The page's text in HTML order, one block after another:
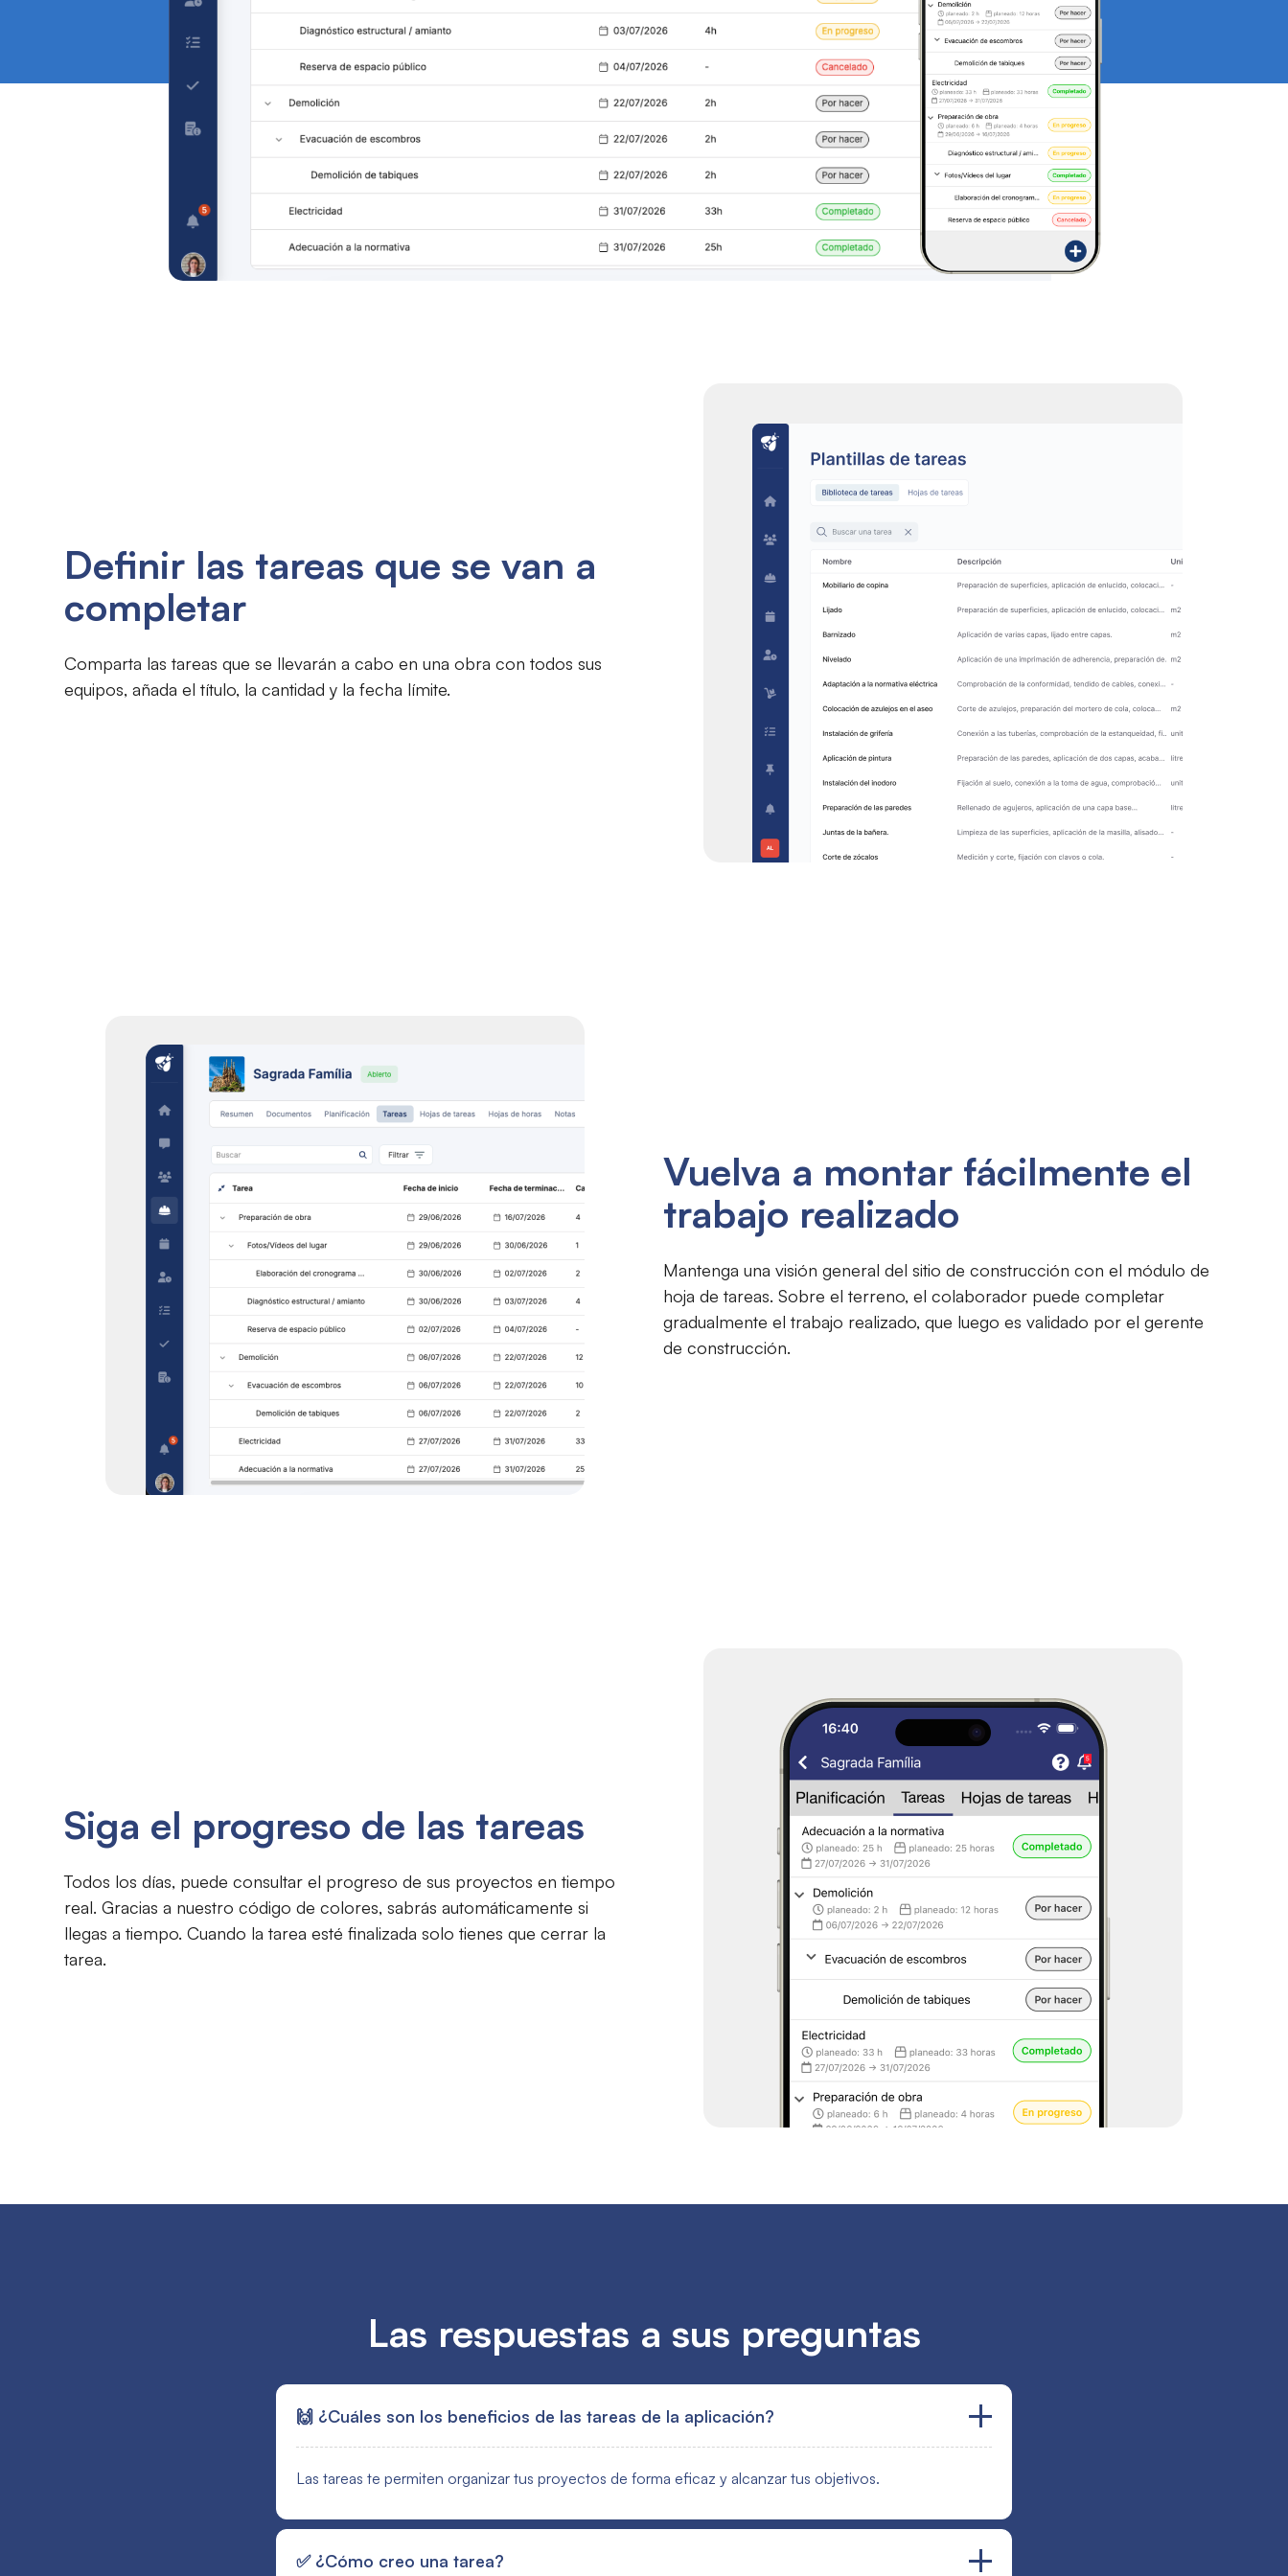
Definir las tareas que se van a
completar
Comparta las tareas que se llevarán a cabo en una obra con todos sus
equipos, añada el título, la cantidad y la fecha límite.
Vuelva a montar fácilmente el
trabajo realizado
Mantenga una visión general del sitio de construcción con el módulo de
hoja de tareas. Sobre el terreno, el colaborador puede completar
gradualmente el trabajo realizado, que luego es validado por el gerente
de construcción.
Siga el progreso de las tareas
Todos los días, puede consultar el progreso de sus proyectos en tiempo
real. Gracias a nuestro código de colores, sabrás automáticamente si
llegas a tiempo. Cuando la tarea esté finalizada solo tienes que cerrar la
tarea.
Las respuestas a sus preguntas
🙌 ¿Cuáles son los beneficios de las tareas de la aplicación?
Las tareas te permiten organizar tus proyectos de forma eficaz y alcanzar tus objetivos.
✅ ¿Cómo creo una tarea?